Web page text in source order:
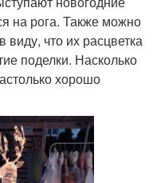
на рога. Также можно
что их расцветка
поделки. Насколько
хорошо